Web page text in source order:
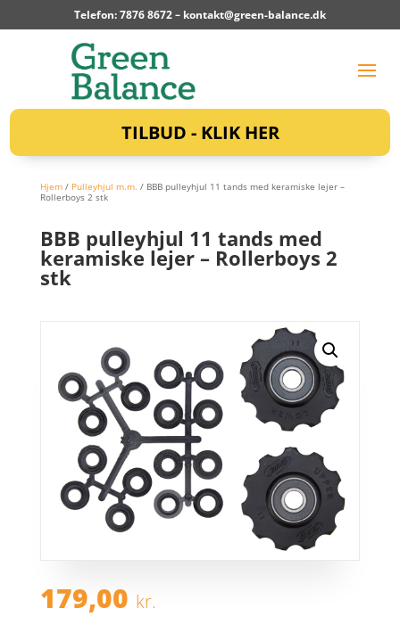
Telefon: 7876 8672 – kontakt@green-balance.dk
TILBUD - KLIK HER
Hjem/ Pulleyhjul m.m. / BBB pulleyhjul 11 tands med keramiske lejer –
Rollerboys 2 stk
BBB pulleyhjul 11 tands med
keramiske lejer – Rollerboys 2
stk
179,00 kr.